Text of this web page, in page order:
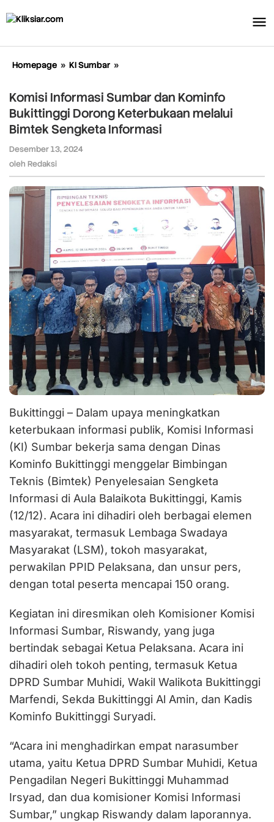
ke
Homepage » KI Sumbar »
Sumbar
dan
Kominfo
Bukittinggi
Bimtek
Informasi
Komisi Informasi Sumbar dan Kominfo
Bukittinggi Dorong Keterbukaan melalui
Bimtek Sengketa Informasi
Desember 13, 2024
oleh Redaksi
Bukittinggi – Dalam upaya meningkatkan
keterbukaan informasi publik, Komisi Informasi
(KI) Sumbar bekerja sama dengan Dinas
Kominfo Bukittinggi menggelar Bimbingan
Teknis (Bimtek) Penyelesaian Sengketa
Informasi di Aula Balaikota Bukittinggi, Kamis
(12/12). Acara ini dihadiri oleh berbagai elemen
masyarakat, termasuk Lembaga Swadaya
Masyarakat (LSM), tokoh masyarakat,
perwakilan PPID Pelaksana, dan unsur pers,
dengan total peserta mencapai 150 orang.
Kegiatan ini diresmikan oleh Komisioner Komisi
Informasi Sumbar, Riswandy, yang juga
bertindak sebagai Ketua Pelaksana. Acara ini
dihadiri oleh tokoh penting, termasuk Ketua
DPRD Sumbar Muhidi, Wakil Walikota Bukittinggi
Marfendi, Sekda Bukittinggi Al Amin, dan Kadis
Kominfo Bukittinggi Suryadi.
“Acara ini menghadirkan empat narasumber
utama, yaitu Ketua DPRD Sumbar Muhidi, Ketua
Pengadilan Negeri Bukittinggi Muhammad
Irsyad, dan dua komisioner Komisi Informasi
Sumbar,” ungkap Riswandy dalam laporannya.